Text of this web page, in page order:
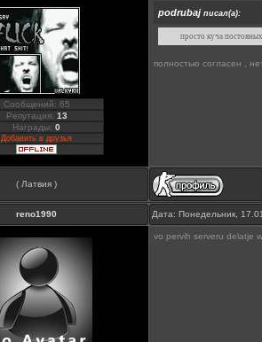
Сообщений: 65
Репутация: 13
Награды:0
Добавить в друзья
podrubaj писал(а):
просто куча
полностью согласен ,
( Латвия )
reno1990 Дата: Понедельник,
vo pervih serveru delatje